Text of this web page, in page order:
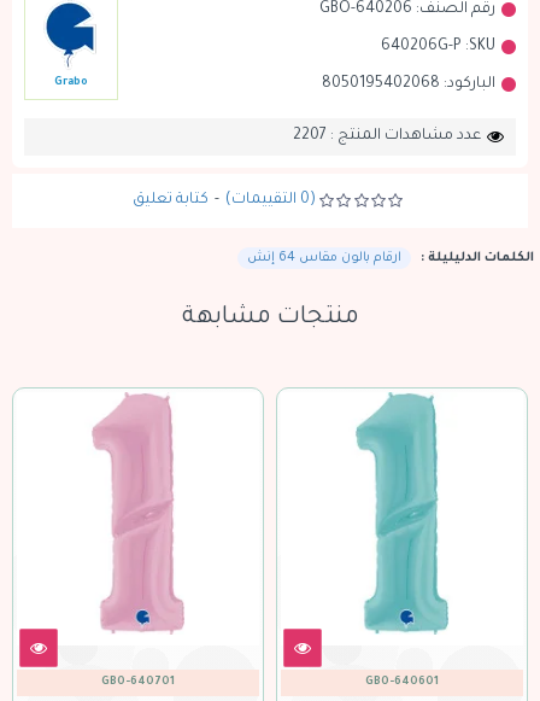
رقم الصنف: GBO-640206
SKU:
640206G-P
الباركود: 8050195402068
Grabo
عدد مشاهدات المنتج : 2207
(0 التقييمات) - كتابة تعليق
الكلمات الدليليلة : ارقام بالون مقاس 64 إنش
منتجات مشابهة
GBO-640701